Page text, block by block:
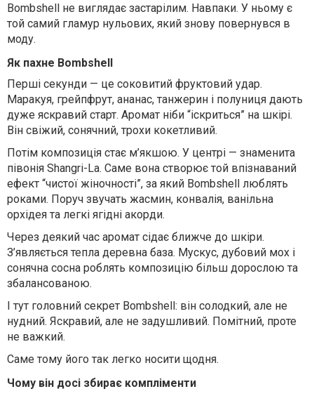
Bombshell не виглядає застарілим. Навпаки. У ньому є
той самий гламур нульових, який знову повернувся в
моду.
Як пахне Bombshell
Перші секунди — це соковитий фруктовий удар.
Маракуя, грейпфрут, ананас, танжерин і полуниця дають
дуже яскравий старт. Аромат ніби “іскриться” на шкірі.
Він свіжий, сонячний, трохи кокетливий.
Потім композиція стає м’якшою. У центрі — знаменита
півонія Shangri-La. Саме вона створює той впізнаваний
ефект “чистої жіночності”, за який Bombshell люблять
роками. Поруч звучать жасмин, конвалія, ванільна
орхідея та легкі ягідні акорди.
Через деякий час аромат сідає ближче до шкіри.
З’являється тепла деревна база. Мускус, дубовий мох і
сонячна сосна роблять композицію більш дорослою та
збалансованою.
І тут головний секрет Bombshell: він солодкий, але не
нудний. Яскравий, але не задушливий. Помітний, проте
не важкий.
Саме тому його так легко носити щодня.
Чому він досі збирає компліменти